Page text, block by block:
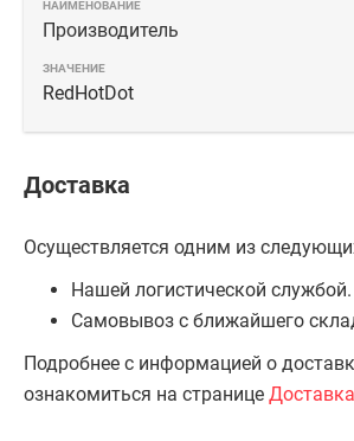
Производитель
RedHotDot
Доставка
Осуществляется одним из
Нашей логистической службой.
Самовывоз с ближайшего
Подробнее с информацией о
ознакомиться на странице